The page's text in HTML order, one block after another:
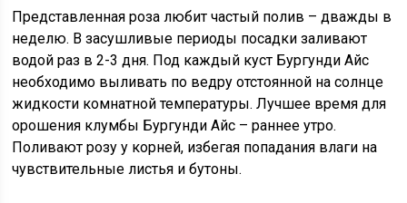
Представленная роза любит частый полив – дважды в
неделю. В засушливые периоды посадки заливают
водой раз в 2-3 дня. Под каждый куст Бургунди Айс
необходимо выливать по ведру отстоянной на солнце
жидкости комнатной температуры. Лучшее время для
орошения клумбы Бургунди Айс – раннее утро.
Поливают розу у корней, избегая попадания влаги на
чувствительные листья и бутоны.